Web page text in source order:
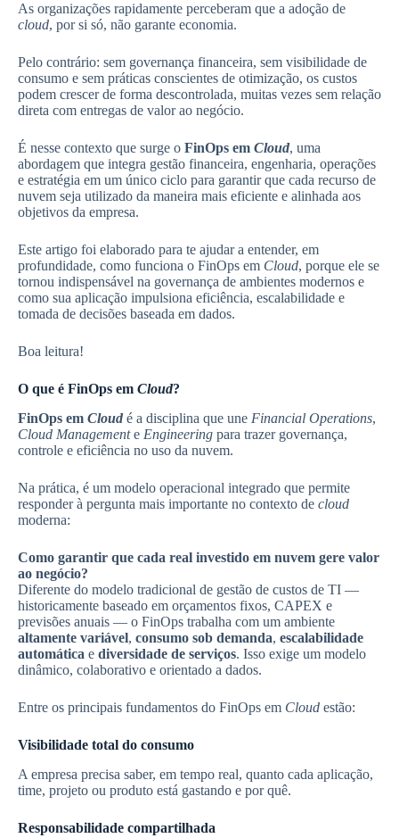
As organizações rapidamente perceberam que a adoção de
cloud, por si só, não garante economia.
Pelo contrário: sem governança financeira, sem visibilidade de
consumo e sem práticas conscientes de otimização, os custos
podem crescer de forma descontrolada, muitas vezes sem relação
direta com entregas de valor ao negócio.
É nesse contexto que surge o FinOps em Cloud, uma
abordagem que integra gestão financeira, engenharia, operações
e estratégia em um único ciclo para garantir que cada recurso de
nuvem seja utilizado da maneira mais eficiente e alinhada aos
objetivos da empresa.
Este artigo foi elaborado para te ajudar a entender, em
profundidade, como funciona o FinOps em Cloud, porque ele se
tornou indispensável na governança de ambientes modernos e
como sua aplicação impulsiona eficiência, escalabilidade e
tomada de decisões baseada em dados.
Boa leitura!
O que é FinOps em Cloud?
FinOps em Cloud é a disciplina que une Financial Operations,
Cloud Managemente Engineering para trazer governança,
controle e eficiência no uso da nuvem.
Na prática, é um modelo operacional integrado que permite
responder à pergunta mais importante no contexto de cloud
moderna:
Como garantir que cada real investido em nuvem gere valor
ao negócio?
Diferente do modelo tradicional de gestão de custos de TI —
historicamente baseado em orçamentos fixos, CAPEX e
previsões anuais — o FinOps trabalha com um ambiente
altamente variável, consumo sob demanda, escalabilidade
automática e diversidade de serviços. Isso exige um modelo
dinâmico, colaborativo e orientado a dados.
Entre os principais fundamentos do FinOps em Cloud estão:
Visibilidade total do consumo
A empresa precisa saber, em tempo real, quanto cada aplicação,
time, projeto ou produto está gastando e por quê.
Responsabilidade compartilhada